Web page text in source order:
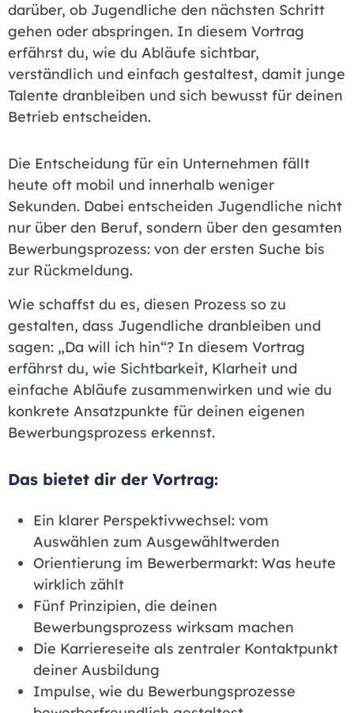
darüber, ob Jugendliche den nächsten Schritt
gehen oder abspringen. In diesem Vortrag
erfährst du, wie du Abläufe sichtbar,
verständlich und einfach gestaltest, damit junge
Talente dranbleiben und sich bewusst für deinen
Betrieb entscheiden.
Die Entscheidung für ein Unternehmen fällt
heute oft mobil und innerhalb weniger
Sekunden. Dabei entscheiden Jugendliche nicht
nur über den Beruf, sondern über den gesamten
Bewerbungsprozess: von der ersten Suche bis
zur Rückmeldung.
Wie schaffst du es, diesen Prozess so zu
gestalten, dass Jugendliche dranbleiben und
sagen: „Da will ich hin“? In diesem Vortrag
erfährst du, wie Sichtbarkeit, Klarheit und
einfache Abläufe zusammenwirken und wie du
konkrete Ansatzpunkte für deinen eigenen
Bewerbungsprozess erkennst.
Das bietet dir der Vortrag:
Ein klarer Perspektivwechsel: vom
Auswählen zum Ausgewähltwerden
Orientierung im Bewerbermarkt: Was heute
wirklich zählt
Fünf Prinzipien, die deinen
Bewerbungsprozess wirksam machen
Die Karriereseite als zentraler Kontaktpunkt
deiner Ausbildung
Impulse, wie du Bewerbungsprozesse